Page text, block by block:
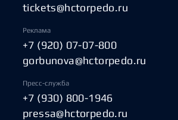
tickets@hctorpedo.ru
Реклама
+7 (920) 07-07-800
gorbunova@hctorpedo.ru
Пресс-служба
+7 (930) 800-1946
pressa@hctorpedo.ru